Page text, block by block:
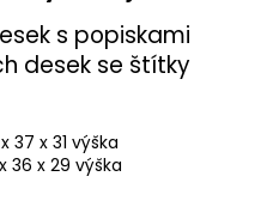
s popiskami
desek se štítky
37 x 31 výška
36 x 29 výška